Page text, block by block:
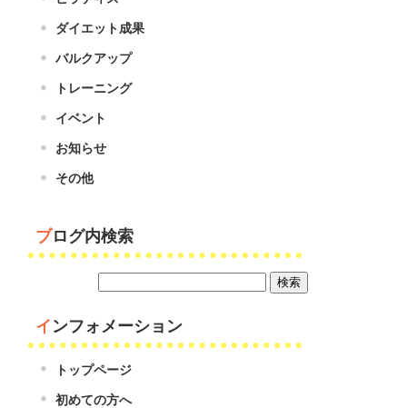
ダイエット成果
バルクアップ
トレーニング
イベント
お知らせ
その他
ブログ内検索
インフォメーション
トップページ
初めての方へ